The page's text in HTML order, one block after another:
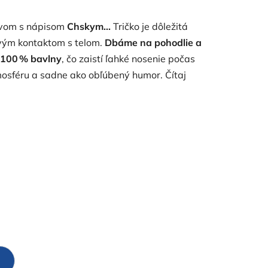
s nápisom Chskym... Tričko je dôležitá
kontaktom s telom. Dbáme na pohodlie a
100 % bavlny, čo zaistí ľahké nosenie počas
a sadne ako obľúbený humor. Čítaj